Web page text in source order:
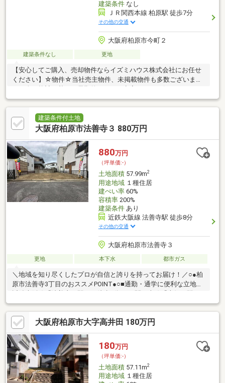
建築条件なし
ＪＲ関西本線 柏原駅 徒歩7分
その他の交通
大阪府柏原市今町２
建築条件なし 更地
【安心してご購入、売却物件ならイズミハウス株式会社にお任せ
ください】☆物件☆当社売主物件、未掲載物件も多数ございま
特化しております。☆無料相談☆不動産投資をご検討されるにあ
たってお客様にどんなメリットがあるか、また、疑問点、ご不安
点などに対し丁寧にご説明致します。さらに、ご購入時のご資金
計画、ローン、節税対策についてもご説明致します。☆アフター
般に関わるご相談も当社スタッフが分かりやすくご説明、ご対応
致します。◇まずはお気軽にお問い合わせ下さい◇
建築条件付土地
大阪府柏原市法善寺３ 880万円
880万円
（坪単価:-）
土地面積57.99m2
用途地域１種住居
建ぺい率60%
容積率200%
建築条件あり
近鉄大阪線 法善寺駅 徒歩8分
その他の交通
大阪府柏原市法善寺３
更地 本下水 都市ガス
＼地域を知り尽くしたプロが自信と誇りを持ってお届け！／○●柏
原市法善寺3丁目のおススメPOINT●○■通勤・通学に便利な立地・
近鉄大阪線「法善寺」駅まで徒歩8分・JR関西本線「志紀」駅ま
で徒歩11分■前面道路幅員は約4.5m。大通りに面さない立地で
す。■周辺にはすでに建物があり、実際の暮らしをイメージしや
すい住環境。■「3LDK」の建物プラン例を掲載しています。LDK
約19.33帖・4面採光の住空間が叶います。■関西電力、都市ガス、
公共下水の設備を使用可能です。■周辺施設・法善寺保育園まで
徒歩4分・柏原市立堅下北小学校まで徒歩8分・アクロスプラザ八
尾まで徒歩13分
大阪府柏原市大字高井田 180万円
180万円
（坪単価:-）
土地面積57.11m2
用途地域１種住居